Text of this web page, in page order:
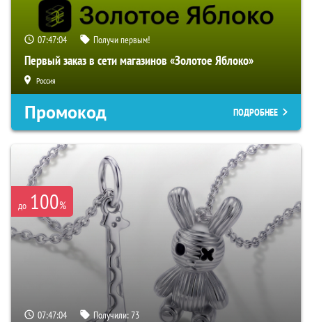
07:47:03 Получи первым!
Первый заказ в сети магазинов «Золотое Яблоко»
Россия
Промокод ПОДРОБНЕЕ
до 100%
07:47:03 Получили:73